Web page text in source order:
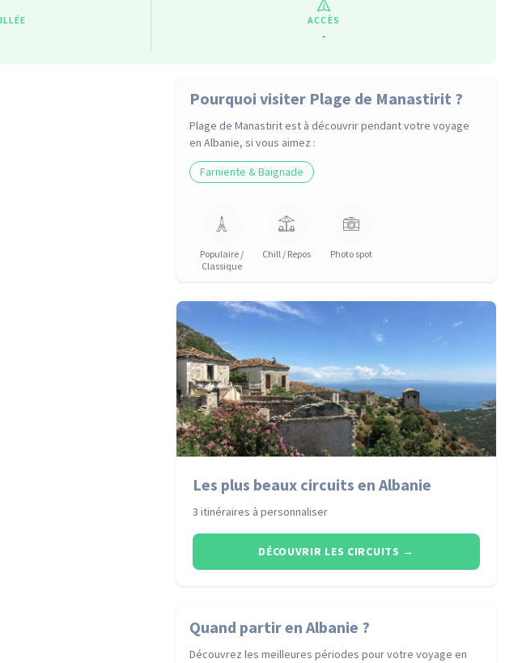
ACCÈS
-
Pourquoi visiter Plage de Manastirit ?
Plage de Manastirit est à découvrir pendant votre voyage
en Albanie, si vous aimez :
Farniente & Baignade
Populaire /
Classique
Chill / Repos Photo spot
Les plus beaux circuits en Albanie
3 itinéraires à personnaliser
DÉCOUVRIR LES CIRCUITS →
Quand partiren Albanie ?
Découvrez les meilleures périodes pour votre voyageen